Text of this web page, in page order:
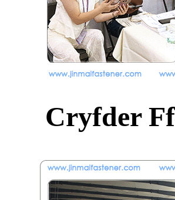
Cryfder